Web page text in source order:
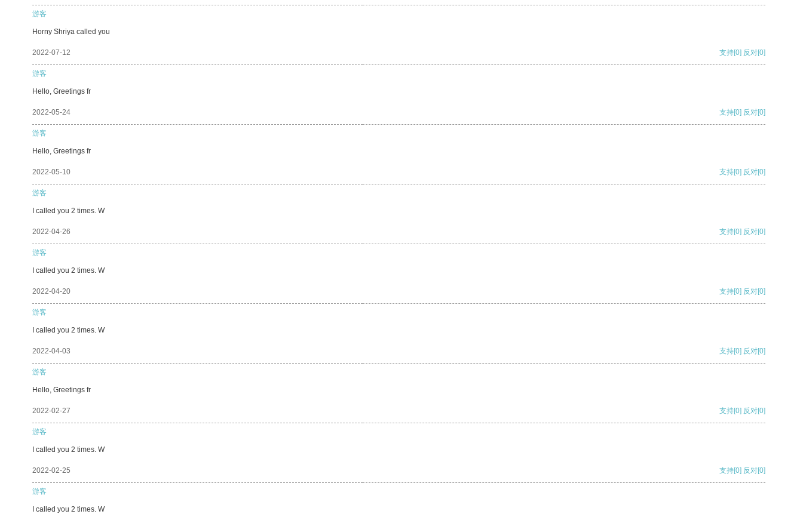
游客
Horny Shriya called you
2022-07-12 支持[0] 反对[0]
游客
Hello, Greetings fr
2022-05-24 支持[0] 反对[0]
游客
Hello, Greetings fr
2022-05-10 支持[0] 反对[0]
游客
I called you 2 times. W
2022-04-26 支持[0] 反对[0]
游客
I called you 2 times. W
2022-04-20 支持[0] 反对[0]
游客
I called you 2 times. W
2022-04-03 支持[0] 反对[0]
游客
Hello, Greetings fr
2022-02-27 支持[0] 反对[0]
游客
I called you 2 times. W
2022-02-25 支持[0] 反对[0]
游客
I called you 2 times. W